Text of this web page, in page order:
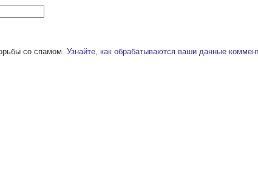
со спамом.Узнайте, как обрабатываются ваши данные